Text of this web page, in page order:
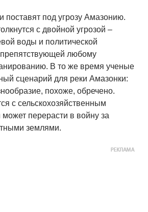
поставят под угрозу Амазонию.
с двойной угрозой –
воды и политической
любому
В то же время ученые
сценарий для реки Амазонки:
похоже, обречено.
с сельскохозяйственным
перерасти в войну за
землями.